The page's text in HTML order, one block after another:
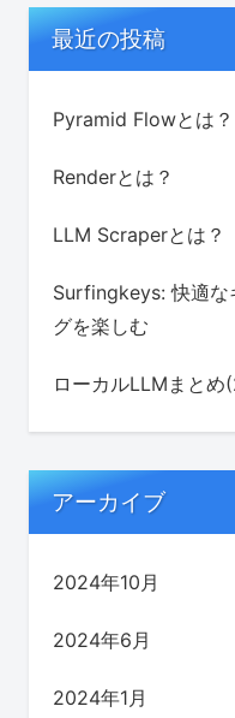
最近の投稿
Pyramid Flowとは？
Renderとは？
LLM Scraperとは？
Surfingkeys: 快適な
グを楽しむ
ローカルLLMまと
アーカイブ
2024年10月
2024年6月
2024年1月